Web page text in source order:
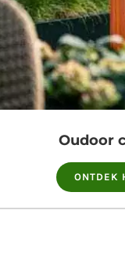
Oudoor
ONTDEK